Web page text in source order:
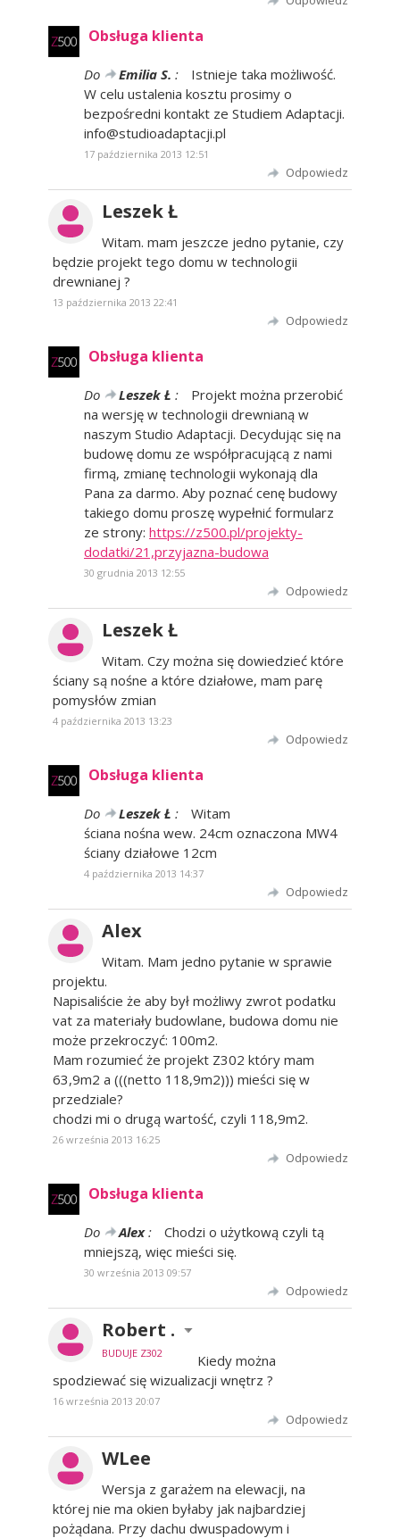
Obsługa klienta
Do Emilia S. :
Istnieje taka możliwość.
W celu ustalenia kosztu prosimy o
bezpośredni kontakt ze Studiem Adaptacji.
info@studioadaptacji.pl
17 października 2013 12:51
Odpowiedz
Leszek Ł
Witam. mam jeszcze jedno pytanie, czy
będzie projekt tego domu w technologii
drewnianej ?
13 października 2013 22:41
Odpowiedz
Obsługa klienta
Do Leszek Ł :
Projekt można przerobić
na wersję w technologii drewnianą w
naszym Studio Adaptacji. Decydując się na
budowę domu ze współpracującą z nami
firmą, zmianę technologii wykonają dla
Pana za darmo. Aby poznać cenę budowy
takiego domu proszę wypełnić formularz
ze strony: https://z500.pl/projekty-
dodatki/21,przyjazna-budowa
30 grudnia 2013 12:55
Odpowiedz
Leszek Ł
Witam. Czy można się dowiedzieć które
ściany są nośne a które działowe, mam parę
pomysłów zmian
4 października 2013 13:23
Odpowiedz
Obsługa klienta
Do Leszek Ł :
Witam
ściana nośna wew. 24cm oznaczona MW4
ściany działowe 12cm
4 października 2013 14:37
Odpowiedz
Alex
Witam. Mam jedno pytanie w sprawie
projektu.
Napisaliście że aby był możliwy zwrot podatku
vat za materiały budowlane, budowa domu nie
może przekroczyć: 100m2.
Mam rozumieć że projekt Z302 który mam
63,9m2 a (((netto 118,9m2))) mieści się w
przedziale?
chodzi mi o drugą wartość, czyli 118,9m2.
26 września 2013 16:25
Odpowiedz
Obsługa klienta
Do Alex:
Chodzi o użytkową czyli tą
mniejszą, więc mieści się.
30 września 2013 09:57
Odpowiedz
Robert .
BUDUJE Z302
Kiedy można
spodziewać się wizualizacji wnętrz ?
16 września 2013 20:07
Odpowiedz
WLee
Wersja z garażem na elewacji, na
której nie ma okien byłaby jak najbardziej
pożądana. Przy dachu dwuspadowym i